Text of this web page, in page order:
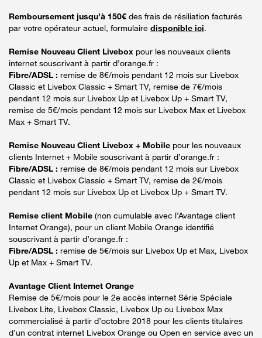
Remboursement jusqu’à 150€ des frais de résiliation facturés
par votre opérateur actuel, formulaire disponible ici.
Remise Nouveau Client Livebox pour les nouveaux clients
internet souscrivant à partir d’orange.fr :
Fibre/ADSL : remise de 8€/mois pendant 12 mois sur Livebox
Classic et Livebox Classic + Smart TV, remise de 7€/mois
pendant 12 mois sur Livebox Up et Livebox Up + Smart TV,
remise de 5€/mois pendant 12 mois sur Livebox Max et Livebox
Max + Smart TV.
Remise Nouveau Client Livebox + Mobile pour les nouveaux
clients Internet + Mobile souscrivant à partir d’orange.fr :
Fibre/ADSL : remise de 8€/mois pendant 12 mois sur Livebox
Classic et Livebox Classic + Smart TV, remise de 2€/mois
pendant 12 mois sur Livebox Up et Livebox Up + Smart TV.
Remise client Mobile (non cumulable avec l’Avantage client
Internet Orange), pour un client Mobile Orange identifié
souscrivant à partir d’orange.fr :
Fibre/ADSL : remise de 5€/mois sur Livebox Up et Max, Livebox
Up et Max + Smart TV.
Avantage Client Internet Orange
Remise de 5€/mois pour le 2e accès internet Série Spéciale
Livebox Lite, Livebox Classic, Livebox Up ou Livebox Max
commercialisé à partir d’octobre 2018 pour les clients titulaires
d’un contrat internet Livebox Orange ou Open en service avec un